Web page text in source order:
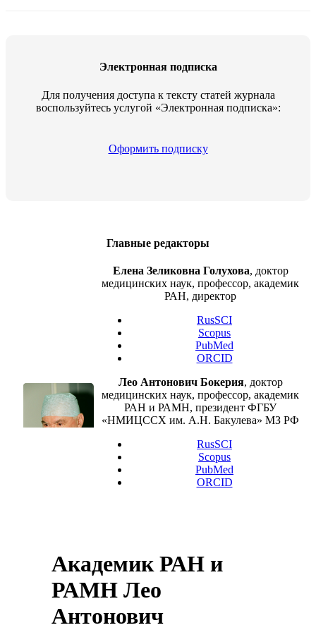
Электронная подписка
Для получения доступа к тексту статей журнала
воспользуйтесь услугой «Электронная подписка»:
Оформить подписку
Главные редакторы
Елена Зеликовна Голухова, доктор
медицинских наук, профессор, академик
РАН, директор
RusSCI
Scopus
PubMed
ORCID
Лео Антонович Бокерия, доктор
медицинских наук, профессор, академик
РАН и РАМН, президент ФГБУ
«НМИЦССХ им. А.Н. Бакулева» МЗ РФ
RusSCI
Scopus
PubMed
ORCID
Академик РАН и
РАМН Лео
Антонович